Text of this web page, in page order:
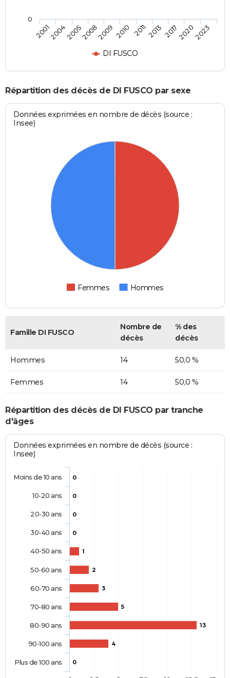
DI FUSCO
20012004200520082009 2010 20112013 201720202023
0
Répartition des décès de DI FUSCO par sexe
Données exprimées en nombre de décès (source :
Insee)
Femmes Hommes
Famille DI FUSCO
Nombre de
décès
% des
décès
Hommes 14 50,0 %
Femmes 14 50,0 %
Répartition des décès de DI FUSCO par tranche
d'âges
Données exprimées en nombre de décès (source :
Insee)
0
0
0
0
1
2
3
5
13
4
0
Moins de 10 ans
10-20 ans
20-30 ans
30-40 ans
40-50 ans
50-60 ans
60-70 ans
70-80 ans
80-90 ans
90-100 ans
Plus de 100 ans